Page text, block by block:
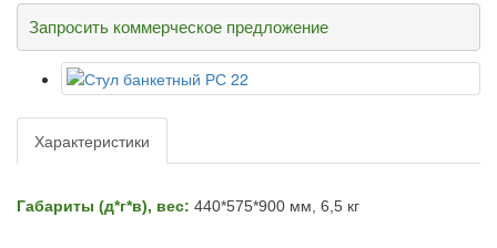
Запросить коммерческое предложение
Характеристики
Габариты (д*г*в), вес: 440*575*900 мм, 6,5 кг